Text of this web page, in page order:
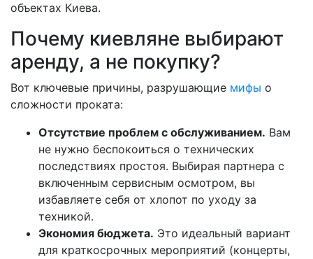
объектах Киева.
Почему киевляне выбирают
аренду, а не покупку?
Вот ключевые причины, разрушающие мифы о
сложности проката:
Отсутствие проблем с обслуживанием. Вам
не нужно беспокоиться о технических
последствиях простоя. Выбирая партнера с
включенным сервисным осмотром, вы
избавляете себя от хлопот по уходу за
техникой.
Экономия бюджета. Это идеальный вариант
для краткосрочных мероприятий (концерты,